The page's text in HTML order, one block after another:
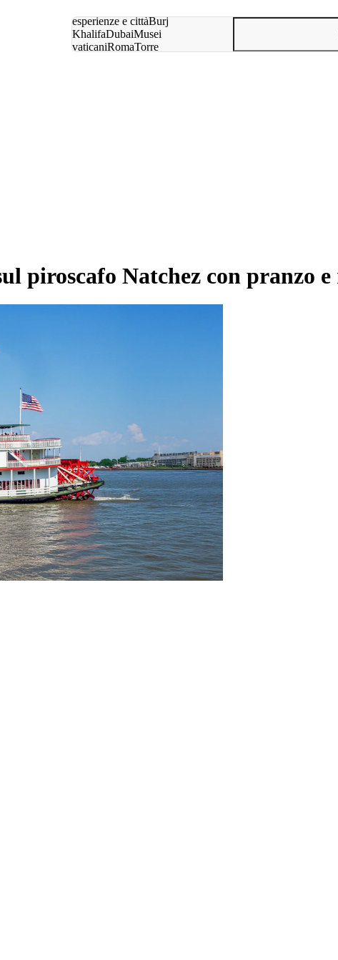
esperienze e cittàBurj
KhalifaDubaiMusei
vaticaniRomaTorre
piroscafo Natchez con pranzo e